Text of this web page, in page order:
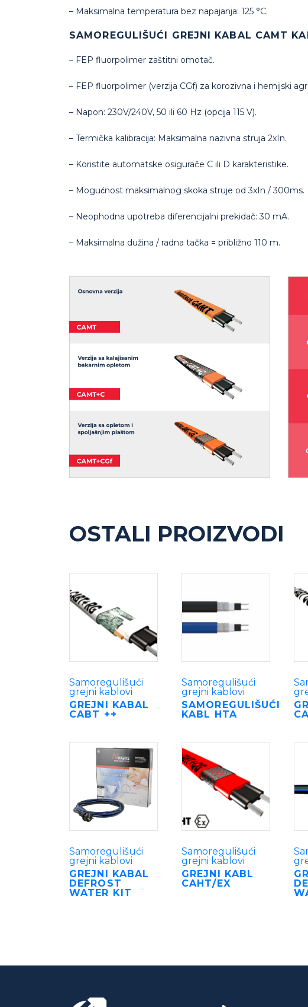
– Maksimalna temperatura bez napajanja: 125 °C.
SAMOREGULIŠUĆI GREJNI KABAL CAMT
– FEP fluorpolimer zaštitni omotač.
– FEP fluorpolimer (verzija CGf) za korozivna i hemijski
– Napon: 230V/240V, 50 ili 60 Hz (opcija 115 V).
– Termička kalibracija: Maksimalna nazivna struja 2xIn.
– Koristite automatske osigurače C ili D karakteristike.
– Mogućnost maksimalnog skoka struje od 3xIn / 300ms.
– Neophodna upotreba diferencijalni prekidač: 30 mA.
– Maksimalna dužina / radna tačka = približno 110 m.
OSTALI PROIZVODI
Samoregulišući
grejni kablovi
GREJNI KABAL
CABT ++
Samoregulišući
grejni kablovi
SAMOREGULIŠUĆI
KABL HTA
Samoregulišući
grejni kablovi
GREJNI KABAL
DEFROST
WATER KIT
Samoregulišući
grejni kablovi
GREJNI KABL
CAHT/EX